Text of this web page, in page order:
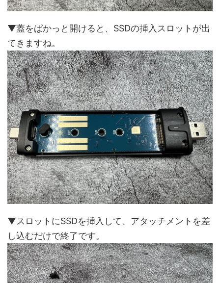
▼蓋をぱかっと開けると、SSDの挿入スロットが出
てきますね。
▼スロットにSSDを挿入して、アタッチメントを差
し込むだけで終了です。